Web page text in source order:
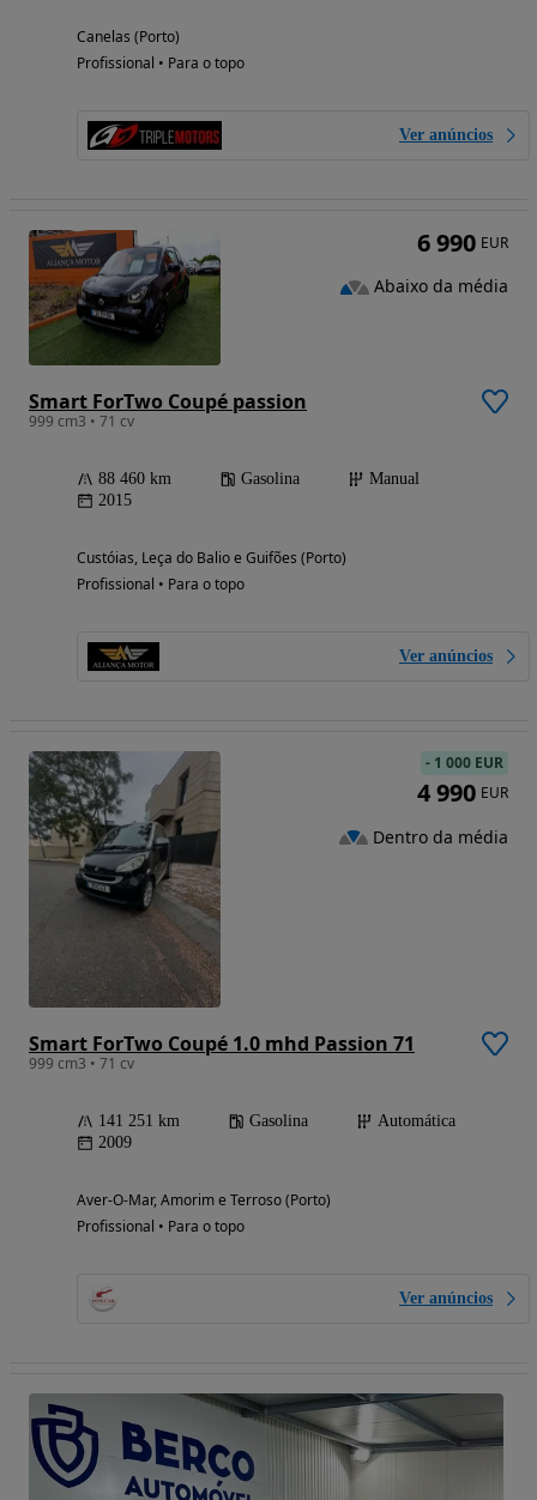
Canelas (Porto)
Profissional • Para o topo
Ver anúncios
Smart ForTwo Coupé passion
999 cm3 • 71 cv
88 460 km Gasolina
Manual
2015
Custóias, Leça do Balio e Guifões (Porto)
Profissional • Para o topo
Ver anúncios
6 990 EUR
Abaixo da média
Smart ForTwo Coupé 1.0 mhd Passion 71
999 cm3 • 71 cv
141 251 km Gasolina
Automática
2009
Aver-O-Mar, Amorim e Terroso (Porto)
Profissional • Para o topo
Ver anúncios
- 1 000 EUR
4 990 EUR
Dentro da média